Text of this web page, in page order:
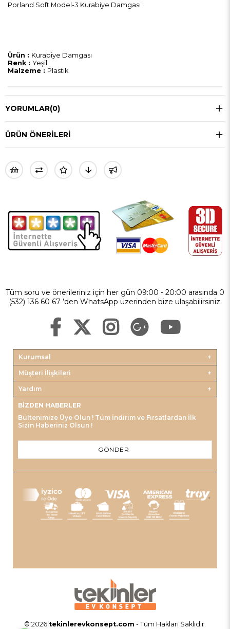
Porland Soft Model-3 Kurabiye Damgası
Ürün : Kurabiye Damgası
Renk : Yeşil
Malzeme : Plastik
YORUMLAR(0)
ÜRÜN ÖNERILERI
Tüm soru ve önerileriniz için her gün 09:00 - 20:00 arasında 0
(532) 136 60 67 ’den WhatsApp üzerinden bize ulaşabilirsiniz.
Kurumsal
Müşteri İlişkileri
Yardım
BIZDEN HABERLER
Bültenimize Üye Olun ! Tüm İndirim ve Fırsatlardan İlk
Sizin Haberiniz Olsun !
GÖNDER
© 2026 tekinlerevkonsept.com - Tüm Hakları Saklıdır.